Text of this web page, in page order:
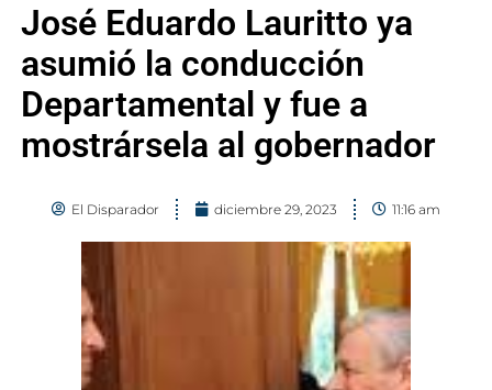
José Eduardo Lauritto ya
asumió la conducción
Departamental y fue a
mostrársela al gobernador
El Disparador diciembre 29, 2023 11:16 am